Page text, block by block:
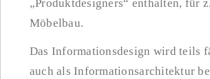
„Produktdesigners“ enthalten, für
Möbelbau.
Das Informationsdesign wird teils
auch als Informationsarchitektur